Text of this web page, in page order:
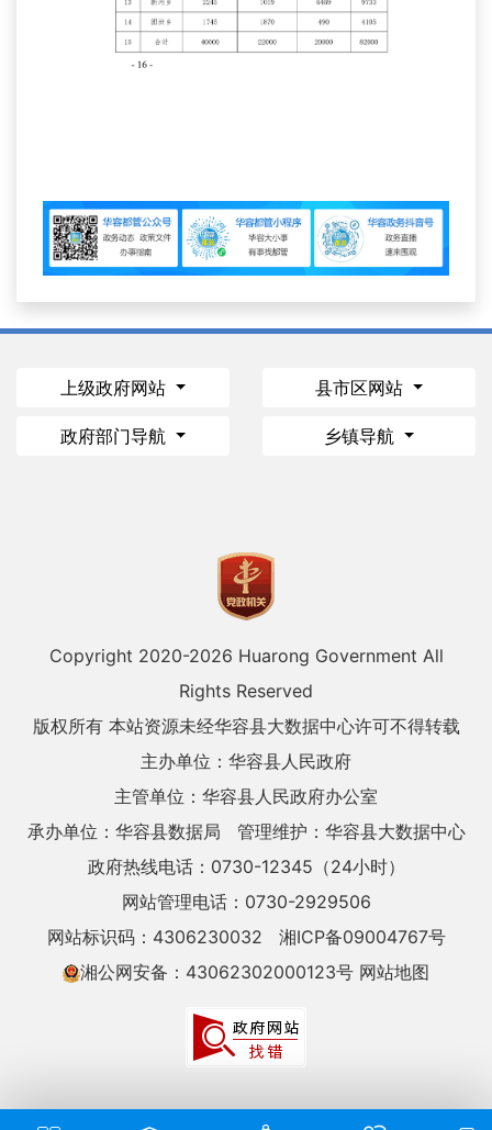
上级政府网站 县市区网站
政府部门导航 乡镇导航
Copyright 2020-2026 Huarong Government All
Rights Reserved
版权所有 本站资源未经华容县大数据中心许可不得转载
主办单位：华容县人民政府
主管单位：华容县人民政府办公室
承办单位：华容县数据局
管理维护：华容县大数据中心
政府热线电话：0730-12345（24小时）
网站管理电话：0730-2929506
网站标识码：4306230032
湘ICP备09004767号
湘公网安备：43062302000123号 网站地图